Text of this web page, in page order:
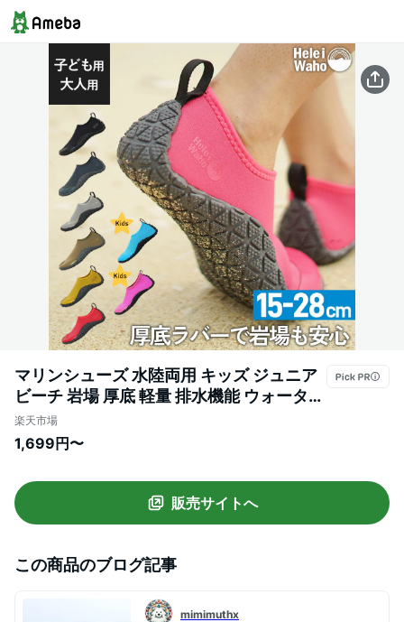
マリンシューズ 水陸両用 キッズ ジュニア
ビーチ 岩場 厚底 軽量 排水機能 ウォーター
シューズ アクアシューズ シュノーケリン
グ ヘレイワホ HeleiWaho 夏休み 海水浴
楽天市場
1,699円〜
販売サイトへ
この商品のブログ記事
mimimuthx